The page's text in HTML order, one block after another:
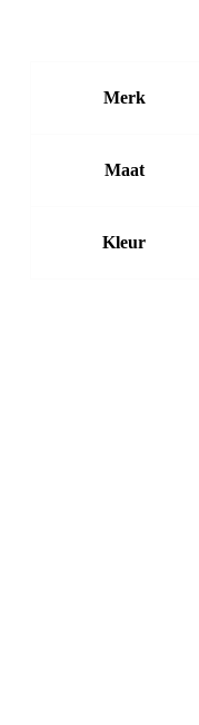
Merk
Maat
Kleur